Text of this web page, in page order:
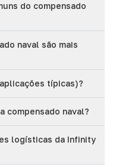
do compensado
naval são mais
típicas)?
compensado naval?
logísticas da Infinity